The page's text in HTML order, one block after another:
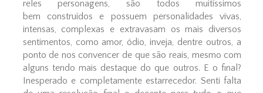
reles personagens, são todos muitíssimos
bem construídos e possuem personalidades vivas,
intensas, complexas e extravasam os mais diversos
sentimentos, como amor, ódio, inveja, dentre outros, a
ponto de nos convencer de que são reais, mesmo com
alguns tendo mais destaque do que outros. E o final?
Inesperado e completamente estarrecedor. Senti falta